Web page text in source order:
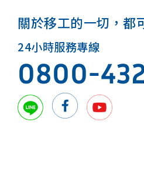
關於移工的一切，都
24小時服務專線
0800-